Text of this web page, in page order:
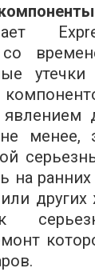
со
менее,
на
или